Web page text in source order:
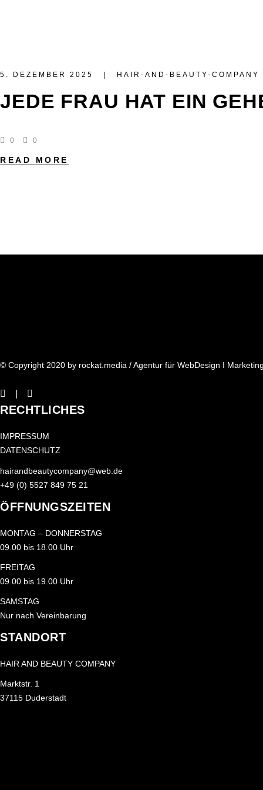
5. DEZEMBER 2025 HAIR-AND-BEAUTY-COMPANY
JEDE FRAU HAT EIN
0 0
READ MORE
© Copyright 2020 by rockat.media / Agentur für WebDesign I
RECHTLICHES
IMPRESSUM
DATENSCHUTZ
hairandbeautycompany@web.de
+49 (0) 5527 849 75 21
ÖFFNUNGSZEITEN
MONTAG – DONNERSTAG
09.00 bis 18.00 Uhr
FREITAG
09.00 bis 19.00 Uhr
SAMSTAG
Nur nach Vereinbarung
STANDORT
HAIR AND BEAUTY COMPANY
Marktstr. 1
37115 Duderstadt